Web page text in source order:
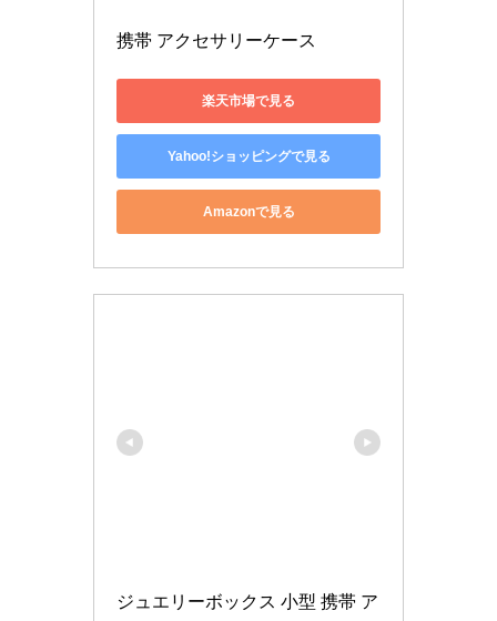
携帯 アクセサリーケース
楽天市場で見る
Yahoo!ショッピングで見る
Amazonで見る
ジュエリーボックス 小型 携帯 ア